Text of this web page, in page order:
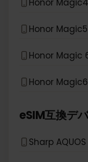
Honor
Honor Magic
Honor Magic6
eSIM互換デ
Sharp AQUOS